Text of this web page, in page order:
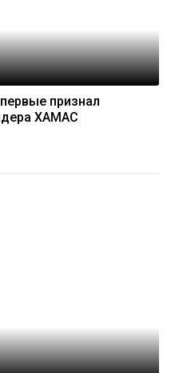
признал
ХАМАС